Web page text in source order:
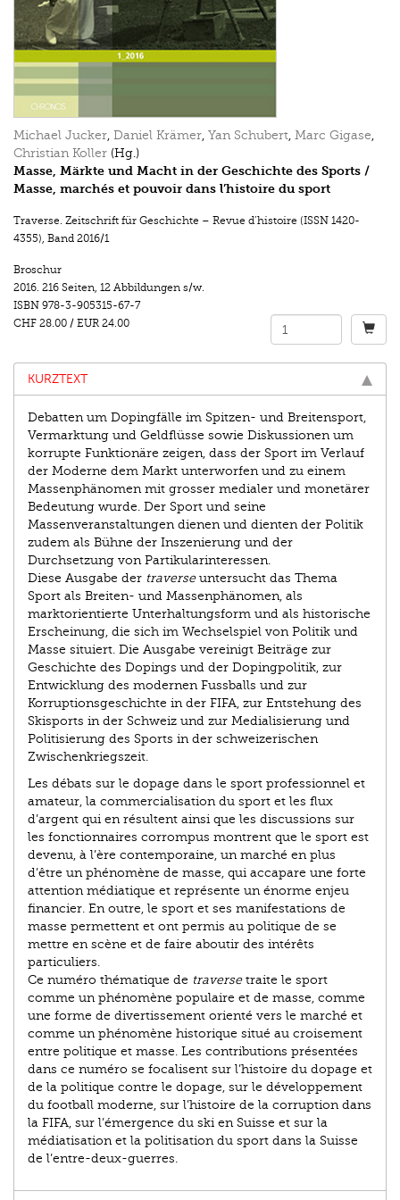
Michael Jucker, Daniel Krämer, Yan Schubert, Marc Gigase,
Christian Koller (Hg.)
Masse, Märkte und Macht in der Geschichte des Sports /
Masse, marchés et pouvoir dans l’histoire du sport
Traverse. Zeitschrift für Geschichte – Revue d’histoire (ISSN 1420-
4355), Band 2016/1
Broschur
2016. 216 Seiten, 12 Abbildungen s/w.
ISBN 978-3-905315-67-7
CHF 28.00 / EUR 24.00
KURZTEXT
Debatten um Dopingfälle im Spitzen- und Breitensport,
Vermarktung und Geldflüsse sowie Diskussionen um
korrupte Funktionäre zeigen, dass der Sport im Verlauf
der Moderne dem Markt unterworfen und zu einem
Massenphänomen mit grosser medialer und monetärer
Bedeutung wurde. Der Sport und seine
Massenveranstaltungen dienen und dienten der Politik
zudem als Bühne der Inszenierung und der
Durchsetzung von Partikularinteressen.
Diese Ausgabe der traverseuntersucht das Thema
Sport als Breiten- und Massenphänomen, als
marktorientierte Unterhaltungsform und als historische
Erscheinung, die sich im Wechselspiel von Politik und
Masse situiert. Die Ausgabe vereinigt Beiträge zur
Geschichte des Dopings und der Dopingpolitik, zur
Entwicklung des modernen Fussballs und zur
Korruptionsgeschichte in der FIFA, zur Entstehung des
Skisports in der Schweiz und zur Medialisierung und
Politisierung des Sports in der schweizerischen
Zwischenkriegszeit.
Les débats sur le dopage dans le sport professionnel et
amateur, la commercialisation du sport et les flux
d’argent qui en résultent ainsi que les discussions sur
les fonctionnaires corrompus montrent que le sport est
devenu, à l’ère contemporaine, un marché en plus
d’être un phénomène de masse, qui accapare une forte
attention médiatique et représente un énorme enjeu
financier. En outre, le sport et ses manifestations de
masse permettent et ont permis au politique de se
mettre en scène et de faire aboutir des intérêts
particuliers.
Ce numéro thématique de traversetraite le sport
comme un phénomène populaire et de masse, comme
une forme de divertissement orienté vers le marché et
comme un phénomène historique situé au croisement
entre politique et masse. Les contributions présentées
dans ce numéro se focalisent sur l’histoire du dopage et
de la politique contre le dopage, sur le développement
du football moderne, sur l’histoire de la corruption dans
la FIFA, sur l’émergence du ski en Suisse et sur la
médiatisation et la politisation du sport dans la Suisse
de l’entre-deux-guerres.